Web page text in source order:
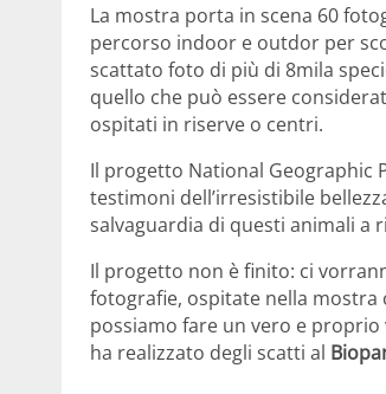
La mostra porta in scena 60
percorso indoor e outdor per
scattato foto di più di 8mila
quello che può essere
ospitati in riserve o centri.
Il progetto National Geographic
testimoni dell’irresistibile
salvaguardia di questi animali a
Il progetto non è finito: ci
fotografie, ospitate nella mostra
possiamo fare un vero e
ha realizzato degli scatti al